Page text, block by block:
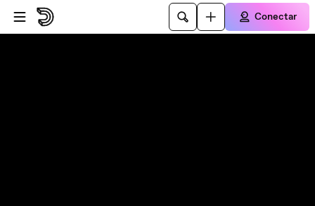
Pular para o player
Ir para o conteúdo principal
Conectar